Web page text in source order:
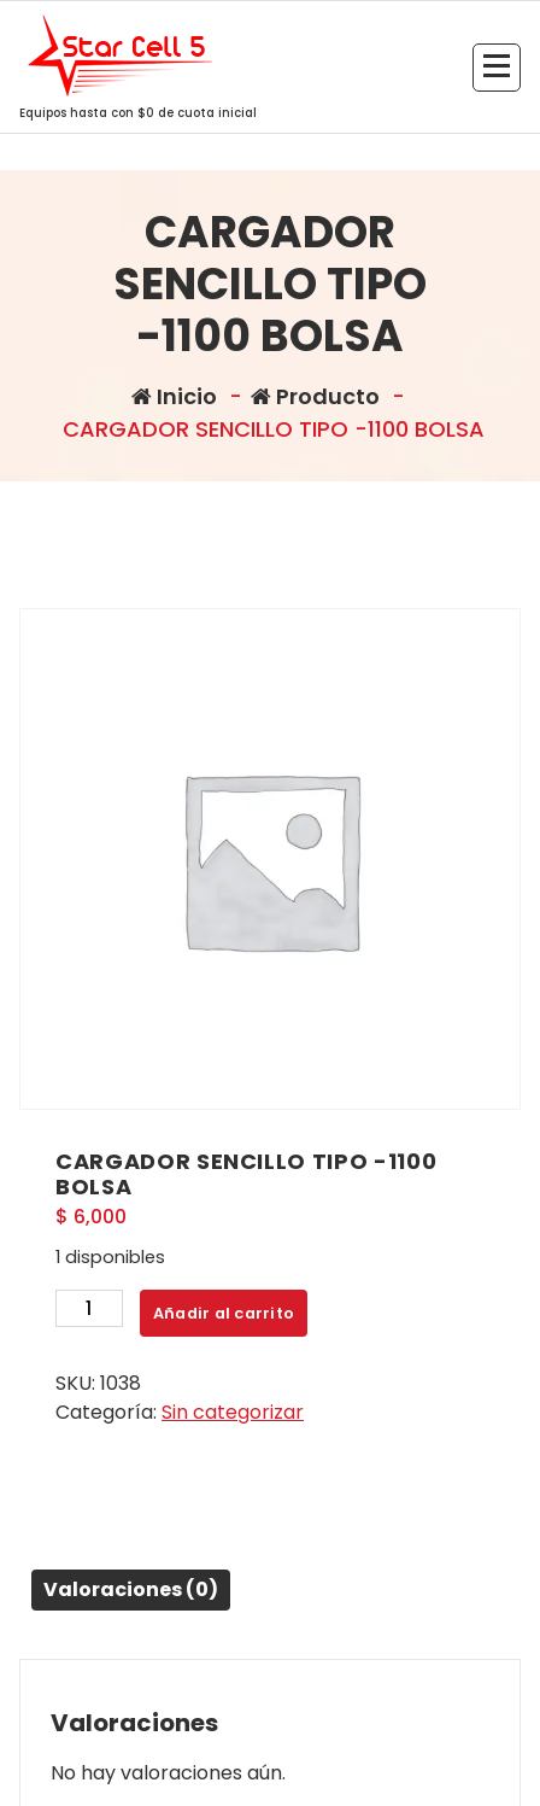
Saltar
contenido
Equipos hasta con $0 de cuota inicial
CARGADOR
SENCILLO TIPO
-1100 BOLSA
Inicio - Producto -
CARGADOR SENCILLO TIPO -1100 BOLSA
CARGADOR SENCILLO TIPO -1100
BOLSA
$ 6,000
1 disponibles
CARGADOR
SENCILLO
-1100
BOLSA
Añadir al carrito
SKU: 1038
Categoría: Sin categorizar
Valoraciones (0)
Valoraciones
No hay valoraciones aún.